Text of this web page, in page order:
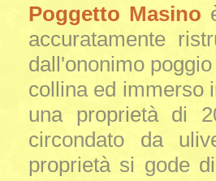
Poggetto Masino
accuratamente
dall'ononimo
collina ed immerso
una proprietà di
circondato da
proprietà si gode